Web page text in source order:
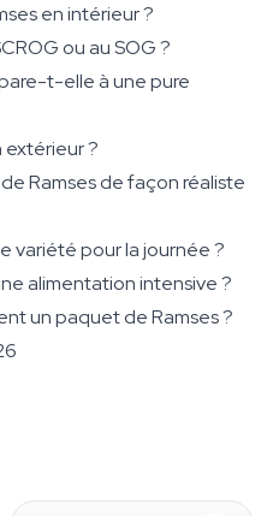
en intérieur ?
ou au SOG ?
t-elle à une pure
extérieur ?
Ramses de façon réaliste
variété pour la journée ?
alimentation intensive ?
un paquet de Ramses ?